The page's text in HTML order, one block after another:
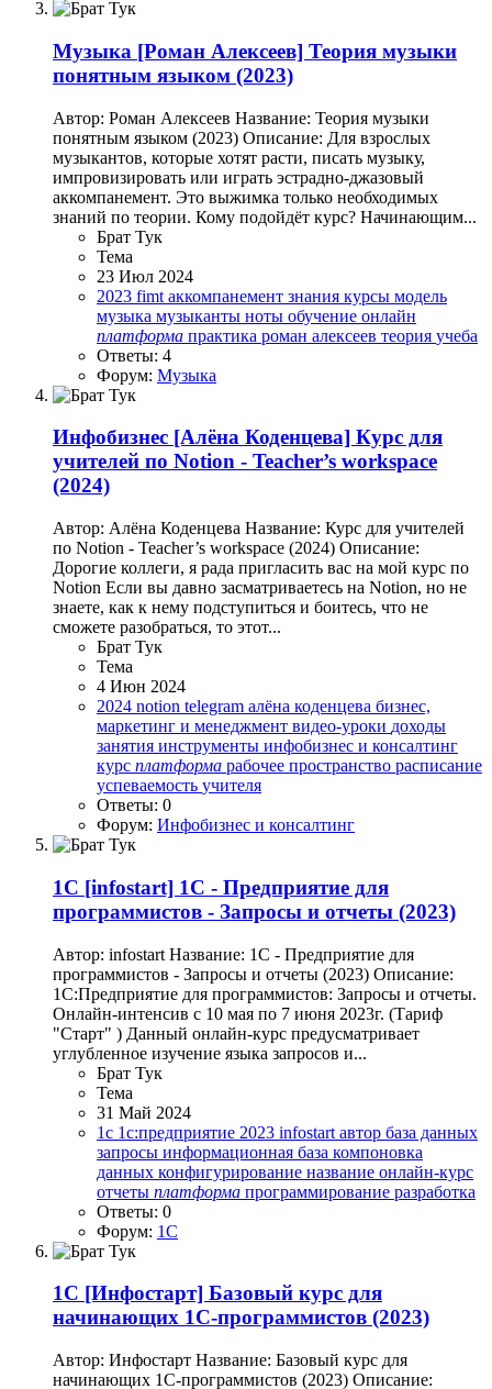
Музыка [Роман Алексеев] Теория музыки
понятным языком (2023)
Автор: Роман Алексеев Название: Теория музыки
понятным языком (2023) Описание: Для взрослых
музыкантов, которые хотят расти, писать музыку,
импровизировать или играть эстрадно-джазовый
аккомпанемент. Это выжимка только необходимых
знаний по теории. Кому подойдёт курс? Начинающим...
Брат Тук
Тема
23 Июл 2024
2023 fimt аккомпанемент знания курсы модель
музыка музыканты ноты обучение онлайн
платформа практика роман алексеев теория учеба
Ответы: 4
Форум: Музыка
Инфобизнес [Алёна Коденцева] Курс для
учителей по Notion - Teacher’s workspace
(2024)
Автор: Алёна Коденцева Название: Курс для учителей
по Notion - Teacher’s workspace (2024) Описание:
Дорогие коллеги, я рада пригласить вас на мой курс по
Notion ‌Если вы давно засматриваетесь на Notion, но не
знаете, как к нему подступиться и боитесь, что не
сможете разобраться, то этот...
Брат Тук
Тема
4 Июн 2024
2024 notion telegram алёна коденцева бизнес,
маркетинг и менеджмент видео-уроки доходы
занятия инструменты инфобизнес и консалтинг
курс платформа рабочее пространство расписание
успеваемость учителя
Ответы: 0
Форум: Инфобизнес и консалтинг
1C [infostart] 1C - Предприятие для
программистов - Запросы и отчеты (2023)
Автор: infostart Название: 1C - Предприятие для
программистов - Запросы и отчеты (2023) Описание:
1C:Предприятие для программистов: Запросы и отчеты.
Онлайн-интенсив с 10 мая по 7 июня 2023г. (Тариф
"Старт" ) Данный онлайн-курс предусматривает
углубленное изучение языка запросов и...
Брат Тук
Тема
31 Май 2024
1c 1с:предприятие 2023 infostart автор база данных
запросы информационная база компоновка
данных конфигурирование название онлайн-курс
отчеты платформа программирование разработка
Ответы: 0
Форум: 1C
1C [Инфостарт] Базовый курс для
начинающих 1С-программистов (2023)
Автор: Инфостарт Название: Базовый курс для
начинающих 1С-программистов (2023) Описание: